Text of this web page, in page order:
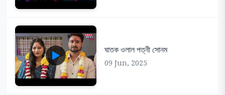
ঘাতক ওলাল পত্নী সোনম
09 Jun, 2025